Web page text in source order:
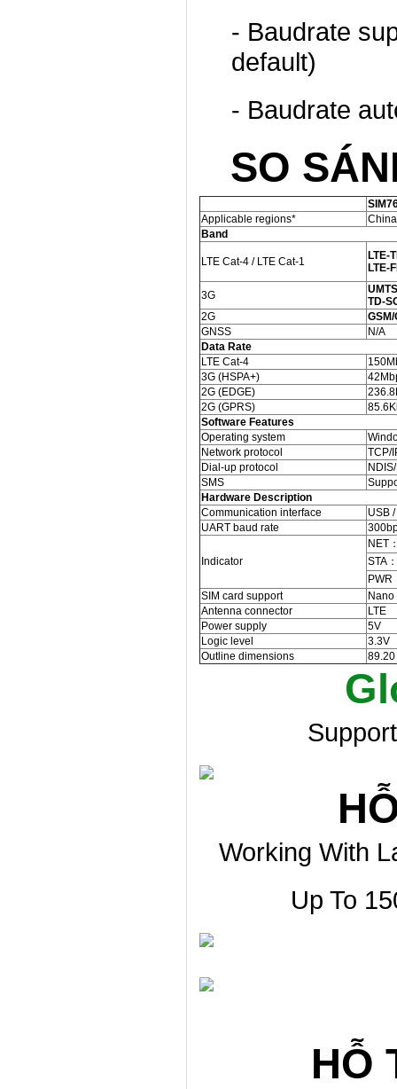
- Baudrate
default)
- Baudrate
SO
Applicable regions*
China
Band
LTE Cat-4 / LTE Cat-1
LTE-
LTE-
3G
TD-
2G
GNSS
N/A
Data Rate
LTE Cat-4
3G (HSPA+)
2G (EDGE)
2G (GPRS)
Software Features
Operating system
Network protocol
TCP/
Dial-up protocol
SMS
Hardware Description
Communication interface
USB
UART baud rate
Indicator
NET
STA
PWR
SIM card support
Nano
Antenna connector
LTE
Power supply
5V
Logic level
3.3V
Outline dimensions
Working With
Up To
HỖ